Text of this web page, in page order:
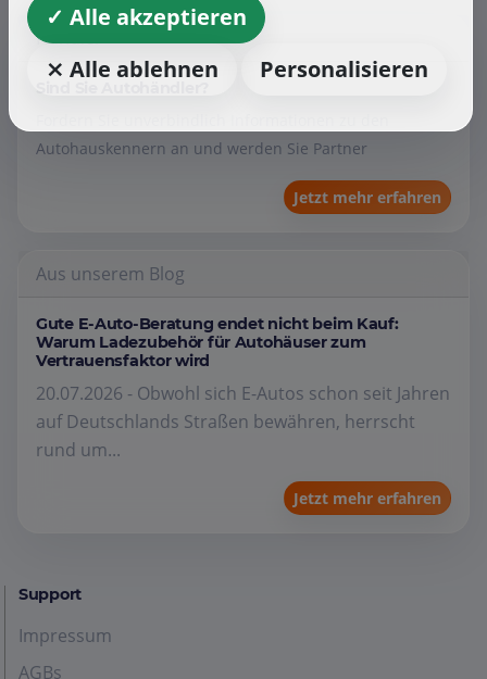
Händler
Autohauskennern an und werden Sie Partner
Jetzt mehr erfahren
Aus unserem Blog
Gute E-Auto-Beratung endet nicht beim Kauf:
Warum Ladezubehör für Autohäuser zum
Vertrauensfaktor wird
20.07.2026 - Obwohl sich E-Autos schon seit Jahren
auf Deutschlands Straßen bewähren, herrscht
rund um...
Jetzt mehr erfahren
Support
Impressum
AGBs
✓ Alle akzeptieren
⨯ Alle ablehnen
Personalisieren